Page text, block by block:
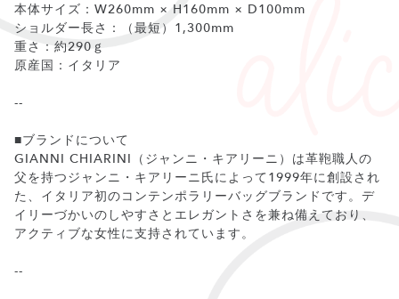
本体サイズ：W260mm × H160mm × D100mm
ショルダー長さ：（最短）1,300mm
重さ：約290ｇ
原産国：イタリア
--
■ブランドについて
GIANNI CHIARINI（ジャンニ・キアリーニ）は革鞄職人の
父を持つジャンニ・キアリーニ氏によって1999年に創設され
た、イタリア初のコンテンポラリーバッグブランドです。デ
イリーづかいのしやすさとエレガントさを兼ね備えており、
アクティブな女性に支持されています。
--